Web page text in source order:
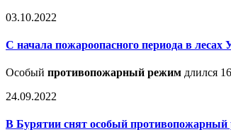
03.10.2022
С начала пожароопасного периода в
Особый противопожарный режим длился
24.09.2022
В Бурятии снят осoбый противопожарный